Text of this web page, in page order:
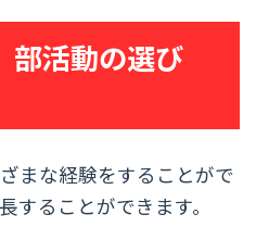
部活動の選び
まな経験をすることがで
することができます。